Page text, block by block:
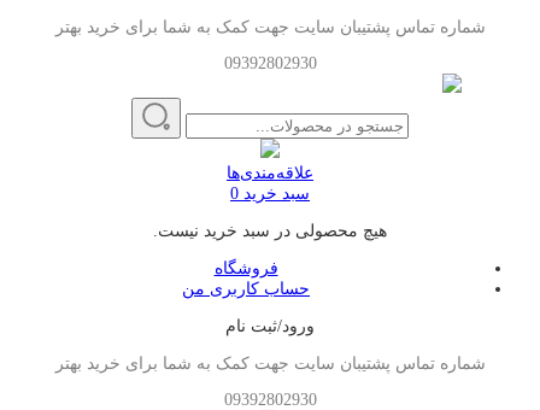
شماره تماس پشتیبان سایت جهت کمک به شما برای خرید بهتر
09392802930
علاقه‌مندی‌ها
سبد خرید 0
هیچ محصولی در سبد خرید نیست.
فروشگاه
حساب کاربری من
ورود/ثبت نام
شماره تماس پشتیبان سایت جهت کمک به شما برای خرید بهتر
09392802930